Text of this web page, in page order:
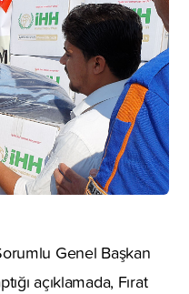
Genel Başkan
açıklamada, Fırat